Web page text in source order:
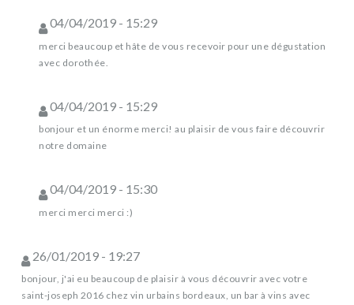
04/04/2019 - 15:29
merci beaucoup et hâte de vous recevoir pour une dégustation
avec dorothée.
04/04/2019 - 15:29
bonjour et un énorme merci! au plaisir de vous faire découvrir
notre domaine
04/04/2019 - 15:30
merci merci merci :)
26/01/2019 - 19:27
bonjour, j'ai eu beaucoup de plaisir à vous découvrir avec votre
saint-joseph 2016 chez vin urbains bordeaux, un bar à vins avec